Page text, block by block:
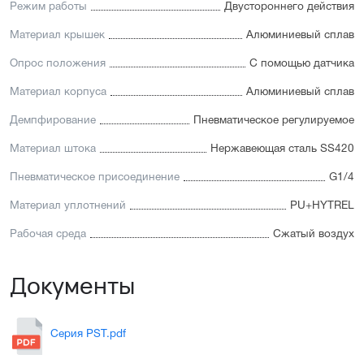
Режим работы Двустороннего действия
Материал крышек Алюминиевый сплав
Опрос положения С помощью датчика
Материал корпуса Алюминиевый сплав
Демпфирование Пневматическое регулируемое
Материал штока Нержавеющая сталь SS420
Пневматическое присоединение G1/4
Материал уплотнений PU+HYTREL
Рабочая среда Сжатый воздух
Документы
Серия PST.pdf